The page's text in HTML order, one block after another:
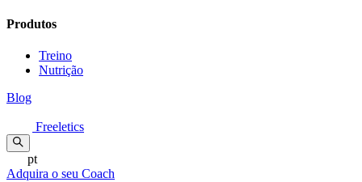
Produtos
Treino
Nutrição
Blog
Freeletics
pt
Adquira o seu Coach